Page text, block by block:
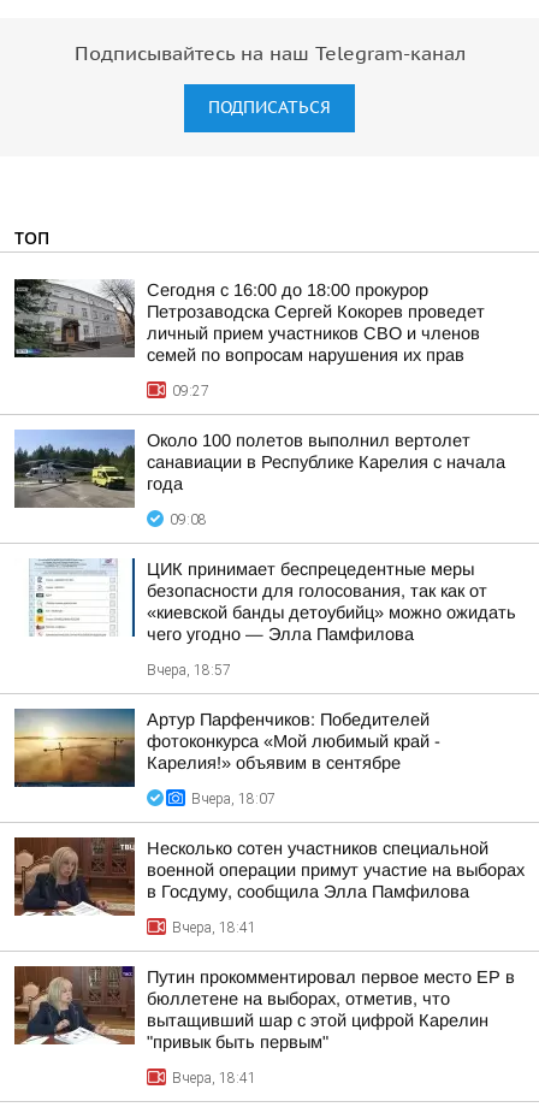
Подписывайтесь на наш Telegram-канал
ПОДПИСАТЬСЯ
ТОП
Сегодня с 16:00 до 18:00 прокурор
Петрозаводска Сергей Кокорев проведет
личный прием участников СВО и членов
семей по вопросам нарушения их прав
09:27
Около 100 полетов выполнил вертолет
санавиации в Республике Карелия с начала
года
09:08
ЦИК принимает беспрецедентные меры
безопасности для голосования, так как от
«киевской банды детоубийц» можно ожидать
чего угодно — Элла Памфилова
Вчера, 18:57
Артур Парфенчиков: Победителей
фотоконкурса «Мой любимый край -
Карелия!» объявим в сентябре
Вчера, 18:07
Несколько сотен участников специальной
военной операции примут участие на выборах
в Госдуму, сообщила Элла Памфилова
Вчера, 18:41
Путин прокомментировал первое место ЕР в
бюллетене на выборах, отметив, что
вытащивший шар с этой цифрой Карелин
"привык быть первым"
Вчера, 18:41